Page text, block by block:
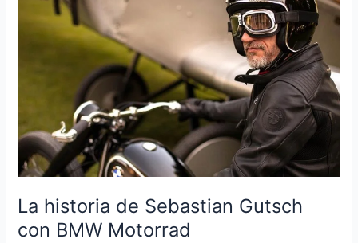
La historia de Sebastian Gutsch
con BMW Motorrad
historia
Motorrad